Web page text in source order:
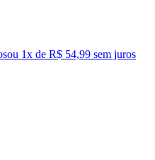
ou 1x de R$ 54,99 sem juros